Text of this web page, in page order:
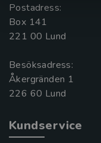
Postadress:
Box 141
221 00 Lund
Besöksadress:
Åkergränden 1
Kundservice